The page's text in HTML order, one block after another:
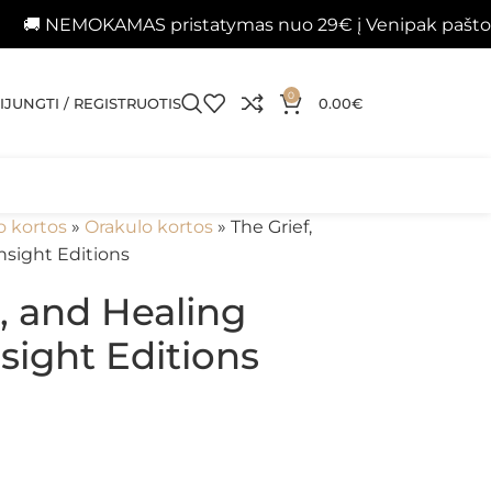
pristatymas nuo 29€ į Venipak paštomatus
/ REGISTRUOTIS 0 0.00€
kortos» Orakulo kortos» The Grief,
Editions
and Healing
Editions